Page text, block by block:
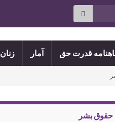
قدرت حق آمار زنان
حقوق بشر